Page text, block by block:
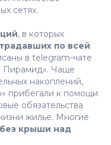
сетях.
, в которых
по всей
в telegram-чате
Пирамид». Чаще
накоплений,
прибегали к помощи
обязательства
жилье. Многие
без крыши над